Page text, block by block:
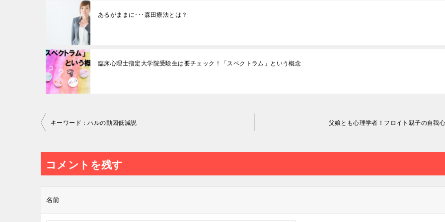
あるがままに･･･森田療法とは？
臨床心理士指定大学院受験生は要チェック！「スペクトラム」という概念
投
ナ
ビ
ー
キーワード：ハルの動因低減説 父娘とも心理学者！フロイト親子の自我
コメントを残す
名前